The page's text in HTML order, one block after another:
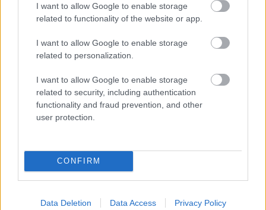
I want to allow Google to enable storage
related to functionality of the website or app.
I want to allow Google to enable storage
related to personalization.
I want to allow Google to enable storage
related to security, including authentication
functionality and fraud prevention, and other
user protection.
CONFIRM
Data Deletion Data Access Privacy Policy
Jövőre piacra lép az
ID.5 e-SUV coupé
Az új Volkswagen modellek, az ID.5,
valamint a kétmotoros,
összkerékhajtású ID.5 GTX az ID.-
család új, nagy hatótávú
csúcsmodelljei. A 4,6 méter hosszú,
ID.5 már 2022-ben kapható lesz.
Sportos testvére, a 4582 milliméteres
ID.5 GTX annyiban különbözik, hogy